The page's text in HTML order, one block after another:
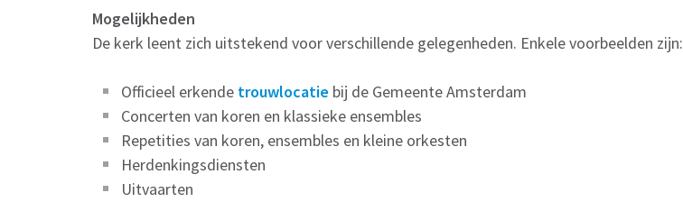
Mogelijkheden
De kerk leent zich uitstekend voor verschillende gelegenheden. Enkele voorbeelden zijn:
Officieel erkende trouwlocatie bij de Gemeente Amsterdam
Concerten van koren en klassieke ensembles
Repetities van koren, ensembles en kleine orkesten
Herdenkingsdiensten
Uitvaarten